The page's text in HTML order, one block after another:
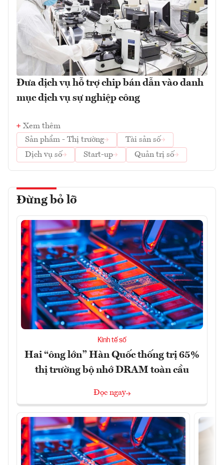
Đưa dịch vụ hỗ trợ chip bán dẫn vào danh
mục dịch vụ sự nghiệp công
Xem thêm
Sản phẩm - Thị trường
Tài sản số
Dịch vụ số
Start-up Quản trị số
Đừng bỏ lỡ
Kinh tế số
Hai “ông lớn” Hàn Quốc thống trị 65%
thị trường bộ nhớ DRAM toàn cầu
Đọc ngay